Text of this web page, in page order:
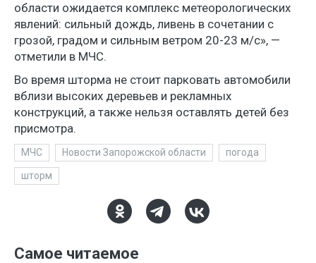
области ожидается комплекс метеорологических
явлений: сильный дождь, ливень в сочетании с
грозой, градом и сильным ветром 20-23 м/с», —
отметили в МЧС.
Во время шторма не стоит парковать автомобили
вблизи высоких деревьев и рекламных
конструкций, а также нельзя оставлять детей без
присмотра.
МЧС Новости Запорожской области погода
шторм
Самое читаемое